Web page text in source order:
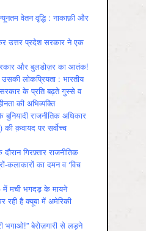
वेतन वृद्धि : नाकाफ़ी और
उत्तर प्रदेश सरकार ने एक
और बुलडोज़र का आतंक!
लोकप्रियता : भारतीय
के प्रति बढ़ते गुस्‍से व
की अभिव्‍यक्ति
राजनीतिक अधिकार
क़वायद पर सर्वोच्च
गिरफ़्तार राजनीतिक
कलाकारों का दमन व ‘विच
में मची भगदड़ के मायने
रही है क्यूबा में अमेरिकी
भगाओ!” बेरोज़गारी से लड़ने